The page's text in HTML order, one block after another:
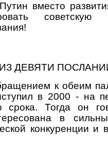
вместо
советскую
ДЕВЯТИ
к обеим
в 2000 - на
срока. Тогда он
в
конкуренции и